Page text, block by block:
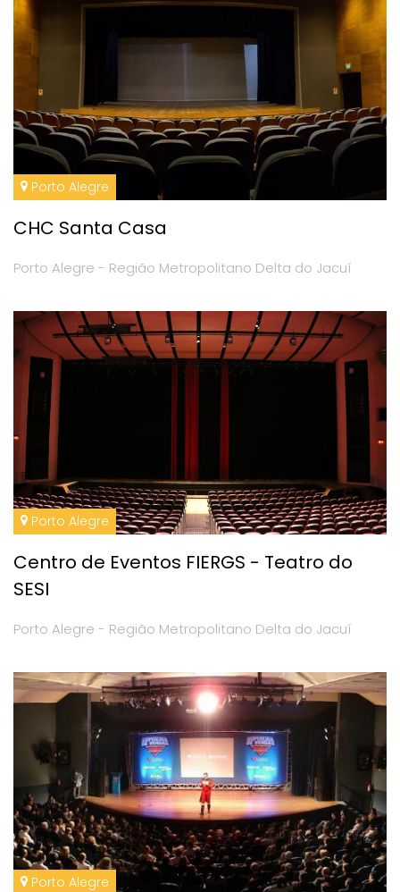
Porto Alegre
CHC Santa Casa
Porto Alegre - Região Metropolitano Delta do Jacuí
Porto Alegre
Centro de Eventos FIERGS - Teatro do
SESI
Porto Alegre - Região Metropolitano Delta do Jacuí
Porto Alegre